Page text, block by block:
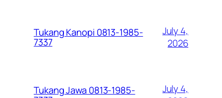
Tukang Kanopi 0813-1985-
7337
July 4,
2026
Tukang Jawa 0813-1985-
July 4,